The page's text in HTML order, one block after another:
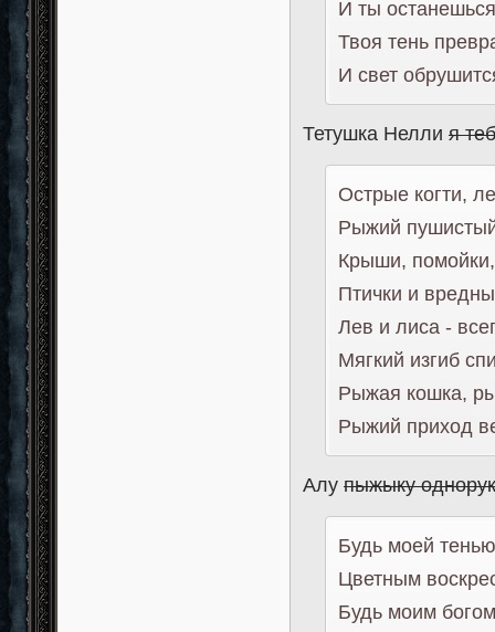
И ты
Твоя тень
И свет
Тетушка Неллия
Острые когти,
Рыжий
Крыши,
Птички и
Лев и лиса -
Мягкий изгиб
Рыжая кошка,
Рыжий приход
Алупыжыку
Будь моей
Цветным
Будь моим